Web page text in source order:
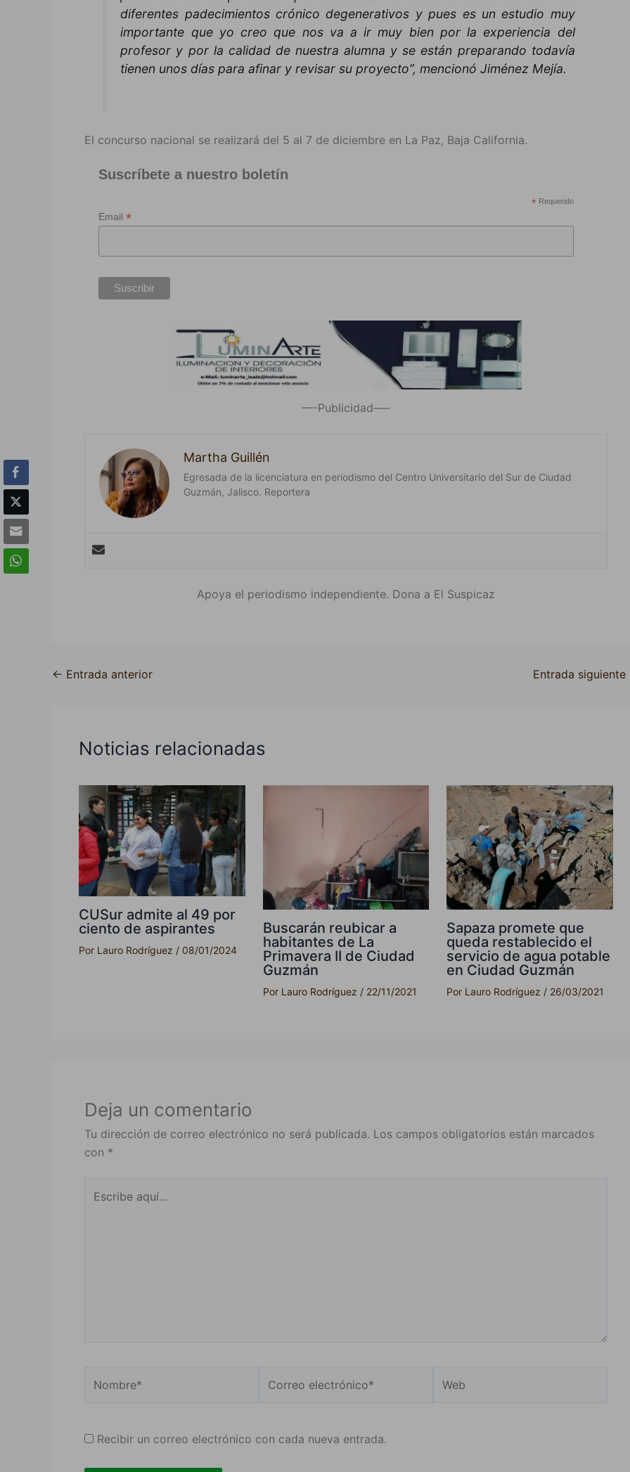
diferentes padecimientos crónico degenerativos y pues es un estudio muy
importante que yo creo que nos va a ir muy bien por la experiencia del
profesor y por la calidad de nuestra alumna y se están preparando todavía
tienen unos días para afinar y revisar su proyecto”, mencionó Jiménez Mejía.
El concurso nacional se realizará del 5 al 7 de diciembre en La Paz, Baja California.
Suscríbete a nuestro boletín
* Requerido
Email *
—-Publicidad—–
Martha Guillén
Egresada de la licenciatura en periodismo del Centro Universitario del Sur de Ciudad
Guzmán, Jalisco. Reportera
Apoya el periodismo independiente. Dona a El Suspicaz
← Entrada anterior Entrada siguiente
Noticias relacionadas
CUSur admite al 49 por
ciento de aspirantes
Por Lauro Rodríguez / 08/01/2024
Buscarán reubicar a
habitantes de La
Primavera II de Ciudad
Guzmán
Por Lauro Rodríguez / 22/11/2021
Sapaza promete que
queda restablecido el
servicio de agua potable
en Ciudad Guzmán
Por Lauro Rodríguez / 26/03/2021
Deja un comentario
Tu dirección de correo electrónico no será publicada. Los campos obligatorios están marcados
con *
aquí...
electrónico*
Recibir un correo electrónico con cada nueva entrada.